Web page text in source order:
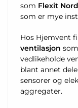
som Flexit
som er mye
Hos Hjemvent
ventilasjon
vedlikeholde
blant annet
sensorer og
aggregater.